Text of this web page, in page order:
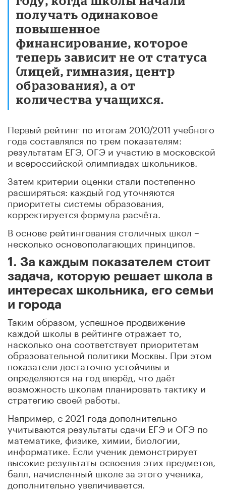
получать одинаковое
повышенное
финансирование, которое
теперь зависит не от статуса
(лицей, гимназия, центр
образования), а от
количества учащихся.
Первый рейтинг по итогам 2010/2011 учебного
года составлялся по трем показателям:
результатам ЕГЭ, ОГЭ и участию в московской
и всероссийской олимпиадах школьников.
Затем критерии оценки стали постепенно
расширяться: каждый год уточняются
приоритеты системы образования,
корректируется формула расчёта.
В основе рейтингования столичных школ –
несколько основополагающих принципов.
1. За каждым показателем стоит
задача, которую решает школа в
интересах школьника, его семьи
и города
Таким образом, успешное продвижение
каждой школы в рейтинге отражает то,
насколько она соответствует приоритетам
образовательной политики Москвы. При этом
показатели достаточно устойчивы и
определяются на год вперёд, что даёт
возможность школам планировать тактику и
стратегию своей работы.
Например, с 2021 года дополнительно
учитываются результаты сдачи ЕГЭ и ОГЭ по
математике, физике, химии, биологии,
информатике. Если ученик демонстрирует
высокие результаты освоения этих предметов,
балл, начисленный школе за этого ученика,
дополнительно увеличивается.